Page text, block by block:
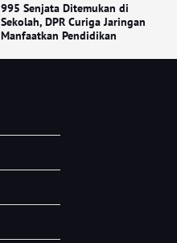
995 Senjata Ditemukan di
Sekolah, DPR Curiga Jaringan
Manfaatkan Pendidikan